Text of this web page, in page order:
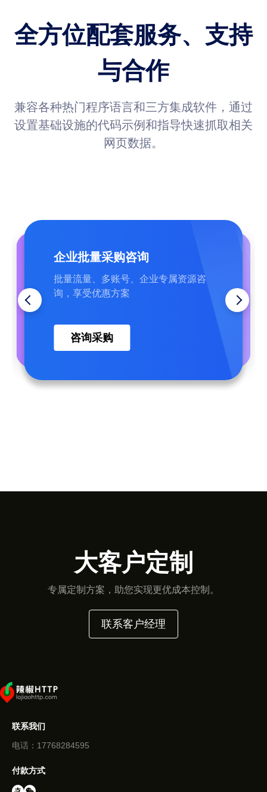
全方位配套服务、支持
与合作
兼容各种热门程序语言和三方集成软件，通过
设置基础设施的代码示例和指导快速抓取相关
网页数据。
帮助中心
覆盖常见问题、完整操作教程，行业
资讯，可自主查阅
查找答案
7×24 在线技术支持
中文客服全天在岗，节点、网络、配
置问题快速答疑处理
在线提问
企业批量采购咨询
批量流量、多账号、企业专属资源咨
询，享受优惠方案
咨询采购
大客户定制
专属定制方案，助您实现更优成本控制。
联系客户经理
联系我们
电话：17768284595
付款方式